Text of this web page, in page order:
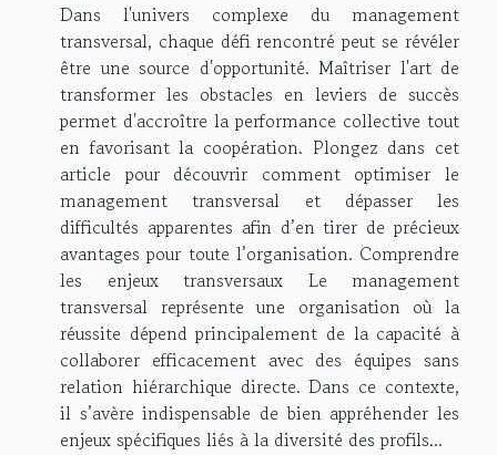
Dans l'univers complexe du management
transversal, chaque défi rencontré peut se révéler
être une source d'opportunité. Maîtriser l'art de
transformer les obstacles en leviers de succès
permet d'accroître la performance collective tout
en favorisant la coopération. Plongez dans cet
article pour découvrir comment optimiser le
management transversal et dépasser les
difficultés apparentes afin d’en tirer de précieux
avantages pour toute l’organisation. Comprendre
les enjeux transversaux Le management
transversal représente une organisation où la
réussite dépend principalement de la capacité à
collaborer efficacement avec des équipes sans
relation hiérarchique directe. Dans ce contexte,
il s’avère indispensable de bien appréhender les
enjeux spécifiques liés à la diversité des profils...